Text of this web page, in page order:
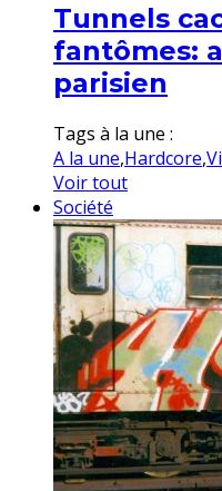
Tunnels
fantômes:
parisien
Tags à la une :
A la une,Hardcore,
Voir tout
Société